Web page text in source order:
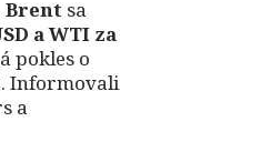
Brent sa
a WTI za
pokles o
Informovali
a